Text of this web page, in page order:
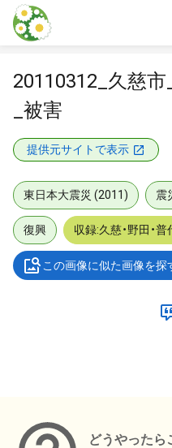
本文に飛ぶ
20110312_久慈
_被害
提供元サイトで表示
東日本大震災 (2011) 震
復興 収録:久慈・野田・
この画像に似た画像を探
どうやったら